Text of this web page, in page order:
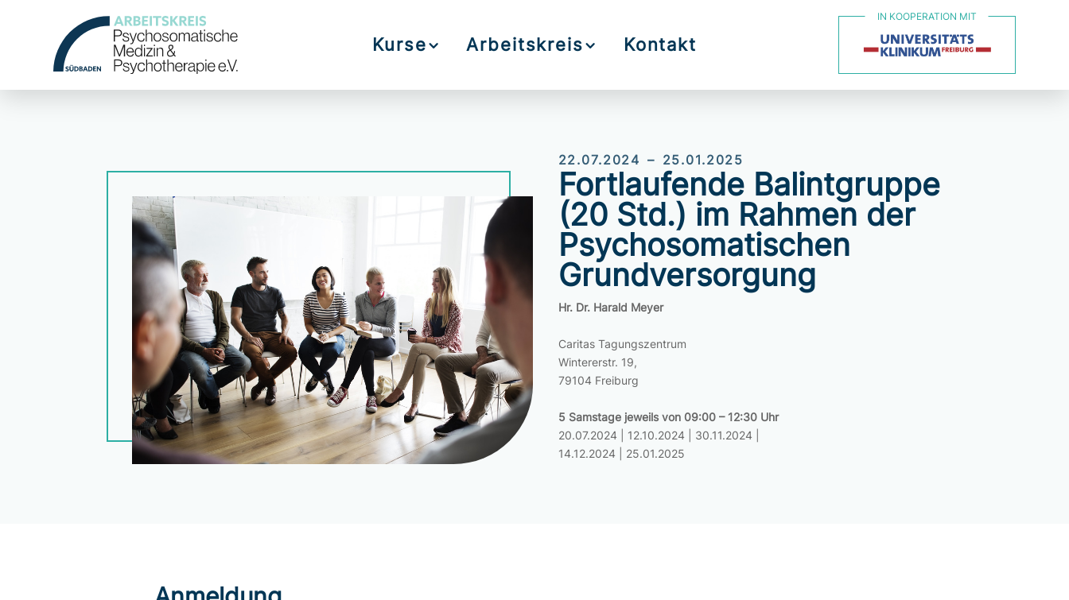
Kurse Arbeitskreis Kontakt
22.07.2024 – 25.01.2025
Fortlaufende Balintgruppe
(20 Std.) im Rahmen der
Psychosomatischen
Grundversorgung
Hr. Dr. Harald Meyer
Caritas Tagungszentrum
Wintererstr. 19,
79104 Freiburg
5 Samstage jeweils von 09:00 – 12:30 Uhr
20.07.2024 | 12.10.2024 | 30.11.2024 |
14.12.2024 | 25.01.2025